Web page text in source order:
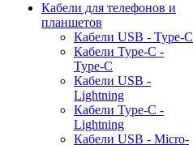
Кабели для телефонов и
планшетов
Кабели USB - Type-C
Кабели Type-C -
Type-C
Кабели USB -
Lightning
Кабели Type-C -
Lightning
Кабели USB - Micro-